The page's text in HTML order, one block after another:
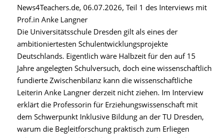
News4Teachers.de, 06.07.2026, Teil 1 des Interviews mit
Prof.in Anke Langner
Die Universitätsschule Dresden gilt als eines der
ambitioniertesten Schulentwicklungsprojekte
Deutschlands. Eigentlich wäre Halbzeit für den auf 15
Jahre angelegten Schulversuch, doch eine wissenschaftlich
fundierte Zwischenbilanz kann die wissenschaftliche
Leiterin Anke Langner derzeit nicht ziehen. Im Interview
erklärt die Professorin für Erziehungswissenschaft mit
dem Schwerpunkt Inklusive Bildung an der TU Dresden,
warum die Begleitforschung praktisch zum Erliegen